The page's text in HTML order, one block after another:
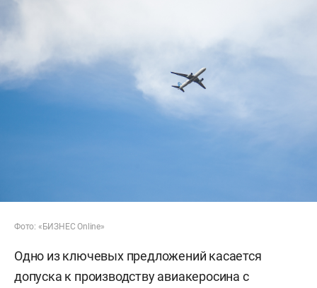
Фото: «БИЗНЕС Online»
Одно из ключевых предложений касается
допуска к производству авиакеросина с